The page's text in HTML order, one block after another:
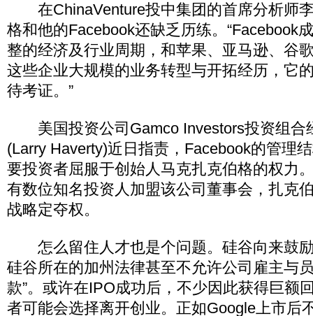
在ChinaVenture投中集团的首席分析师
格和他的Facebook还缺乏历练。“Facebook
整的经济及行业周期，和苹果、亚马逊、谷
这些企业大规模的业务转型与开拓经历，它
待考证。”
美国投资公司Gamco Investors投资组合
(Larry Haverty)近日指责，Facebook的管理
要投资者屈服于创始人马克扎克伯格的权力
有数位知名投资人加盟该公司董事会，扎克
战略定夺权。
怎么留住人才也是个问题。硅谷向来鼓
硅谷所在的加州法律甚至不允许公司雇主与
款”。或许在IPO成功后，不少因此获得巨额
者可能会选择离开创业。正如Google上市后